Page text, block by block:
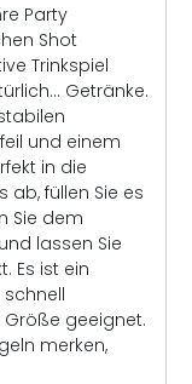
Party
Shot
Trinkspiel
Getränke.
und einem
in die
ab, füllen Sie es
Sie dem
lassen Sie
Es ist ein
geeignet.
merken,